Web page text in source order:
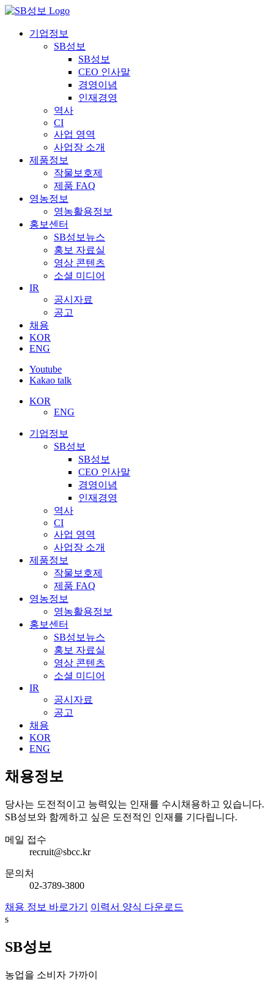
콘
기업정보
SB성보
SB성보
CEO 인사말
경영이념
인재경영
역사
CI
사업 영역
사업장 소개
제품정보
작물보호제
제품 FAQ
영농정보
영농활용정보
홍보센터
SB성보뉴스
홍보 자료실
영상 콘텐츠
소셜 미디어
IR
공시자료
공고
채용
KOR
ENG
Youtube
Kakao talk
KOR
ENG
기업정보
SB성보
SB성보
CEO 인사말
경영이념
인재경영
역사
CI
사업 영역
사업장 소개
제품정보
작물보호제
제품 FAQ
영농정보
영농활용정보
홍보센터
SB성보뉴스
홍보 자료실
영상 콘텐츠
소셜 미디어
IR
공시자료
공고
채용
KOR
ENG
채용정보
당사는 도전적이고 능력있는 인재를 수시채용하고 있습니다.
SB성보와 함께하고 싶은 도전적인 인재를 기다립니다.
메일 접수
recruit@sbcc.kr
문의처
02-3789-3800
채용 정보 바로가기
이력서 양식 다운로드
s
SB성보
농업을 소비자 가까이